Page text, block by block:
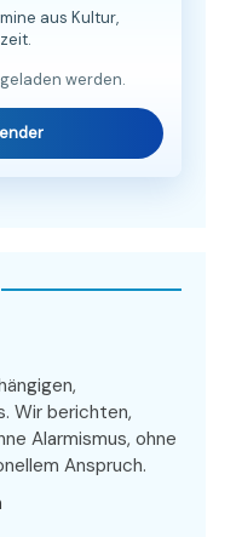
aus Kultur,
werden.
Wir berichten,
Alarmismus, ohne
Anspruch.